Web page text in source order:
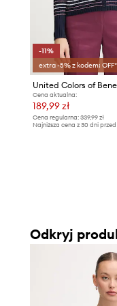
-11%
extra -5% z kodem: OFF*
United Colors of
Cena aktualna:
189,99 zł
Cena regularna: 339,99 zł
Najniższa cena z 30 dni
Odkryj